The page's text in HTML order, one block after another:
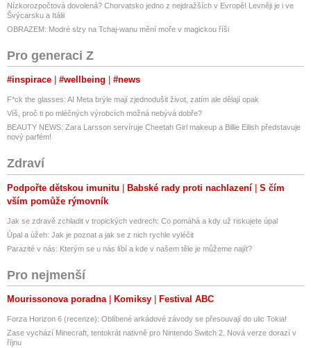
Nízkorozpočtová dovolená? Chorvatsko jedno z nejdražších v Evropě! Levněji je i ve
Švýcarsku a Itálii
OBRAZEM: Modré slzy na Tchaj-wanu mění moře v magickou říši
Pro generaci Z
#inspirace #wellbeing #news
F*ck the glasses: AI Meta brýle mají zjednodušit život, zatím ale dělají opak
Víš, proč ti po mléčných výrobcích možná nebývá dobře?
BEAUTY NEWS: Zara Larsson servíruje Cheetah Girl makeup a Billie Eilish představuje
nový parfém!
Zdraví
Podpořte dětskou imunitu Babské rady proti nachlazení
S čím
vším pomůže rýmovník
Jak se zdravě zchladit v tropických vedrech: Co pomáhá a kdy už riskujete úpal
Úpal a úžeh: Jak je poznat a jak se z nich rychle vyléčit
Parazité v nás: Kterým se u nás líbí a kde v našem těle je můžeme najít?
Pro nejmenší
Mourissonova poradna Komiksy Festival ABC
Forza Horizon 6 (recenze): Oblíbené arkádové závody se přesouvají do ulic Tokia!
Zase vychází Minecraft, tentokrát nativně pro Nintendo Switch 2. Nová verze dorazí v
říjnu